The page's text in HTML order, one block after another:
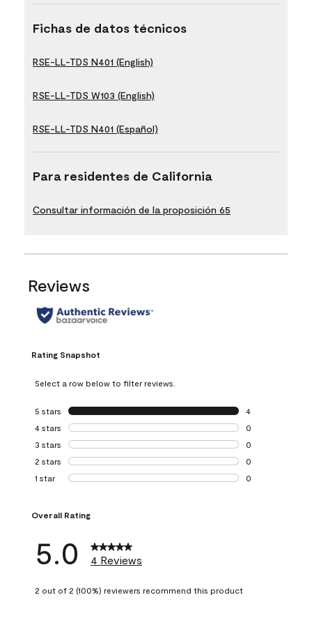
Fichas de datos técnicos
RSE-LL-TDS N401 (English)
RSE-LL-TDS W103 (English)
RSE-LL-TDS N401 (Español)
Para residentes de California
Consultar información de la proposición 65
Reviews
Rating Snapshot
Select a row below to filter reviews.
5 stars stars
4
4 reviews with 5
4 stars stars
0
0 reviews with 4
3 stars stars
0
0 reviews with 3
2 stars stars
0
0 reviews with 2
1 star stars
0
Overall Rating
5.0 4 Reviews
2 out of 2 (100%) reviewers recommend this product